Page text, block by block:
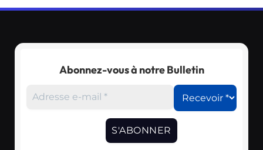
Abonnez-vous à notre Bulletin